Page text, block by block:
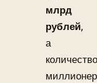
млрд
рублей,
а
количество